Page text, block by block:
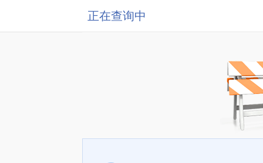
正在查询中